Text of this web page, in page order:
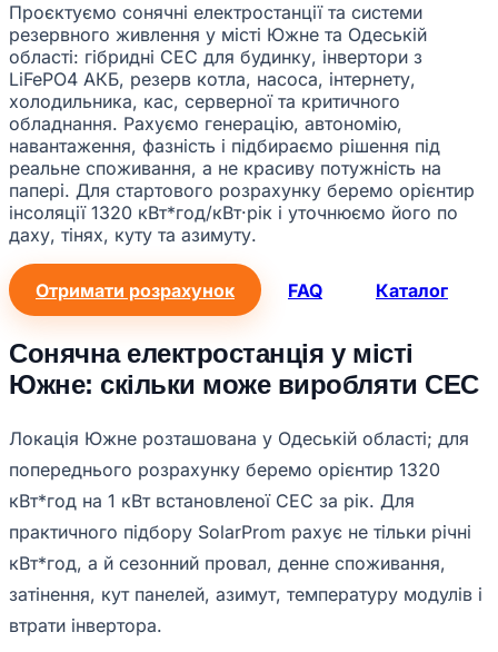
Проєктуємо сонячні електростанції та системи
резервного живлення у місті Южне та Одеській
області: гібридні СЕС для будинку, інвертори з
LiFePO4 АКБ, резерв котла, насоса, інтернету,
холодильника, кас, серверної та критичного
обладнання. Рахуємо генерацію, автономію,
навантаження, фазність і підбираємо рішення під
реальне споживання, а не красиву потужність на
папері. Для стартового розрахунку беремо орієнтир
інсоляції 1320 кВт*год/кВт·рік і уточнюємо його по
даху, тінях, куту та азимуту.
Отримати розрахунок FAQ Каталог
Сонячна електростанція у місті
Южне: скільки може виробляти СЕС
Локація Южне розташована у Одеській області; для
попереднього розрахунку беремо орієнтир 1320
кВт*год на 1 кВт встановленої СЕС за рік. Для
практичного підбору SolarProm рахує не тільки річні
кВт*год, а й сезонний провал, денне споживання,
затінення, кут панелей, азимут, температуру модулів і
втрати інвертора.